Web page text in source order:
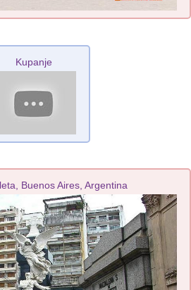
Kupanje
Buenos Aires, Argentina